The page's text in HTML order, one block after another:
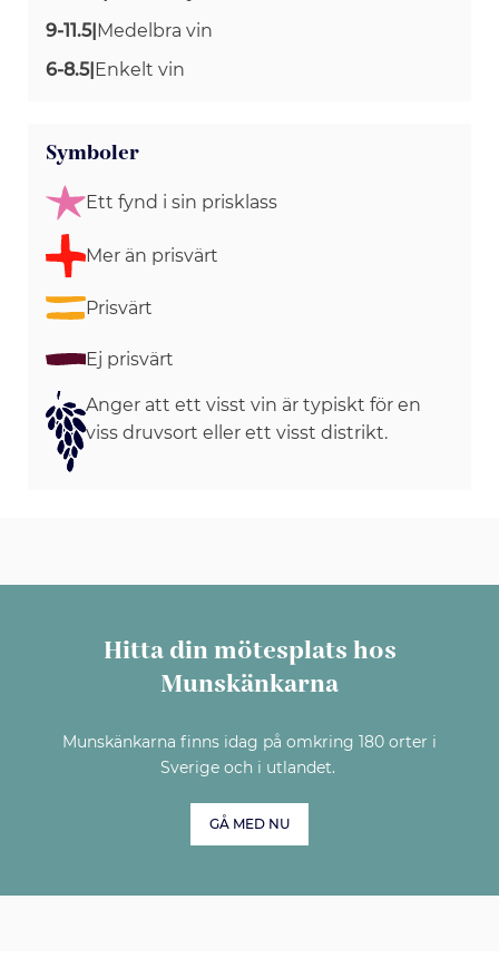
9-11.5|Medelbra vin
6-8.5|Enkelt vin
Symboler
Ett fynd i sin prisklass
Mer än prisvärt
Prisvärt
Ej prisvärt
Anger att ett visst vin är typiskt för en
viss druvsort eller ett visst distrikt.
Hitta din mötesplats hos
Munskänkarna
Munskänkarna finns idag på omkring 180 orter i
Sverige och i utlandet.
GÅ MED NU